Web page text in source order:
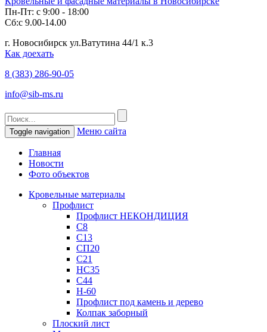
Пн-Пт: с 9:00 - 18:00
Сб:с 9.00-14.00
г. Новосибирск ул.Ватутина 44/1 к.3
Как доехать
8 (383) 286-90-05
info@sib-ms.ru
Toggle navigation Меню сайта
Главная
Новости
Фото объектов
Кровельные материалы
Профлист
Профлист НЕКОНДИЦИЯ
С8
С13
СП20
С21
НС35
С44
Н-60
Профлист под камень и дерево
Колпак заборный
Плоский лист